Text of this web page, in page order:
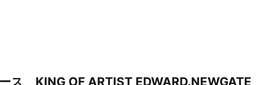
ス KING OF ARTIST EDWARD.NEWGATE